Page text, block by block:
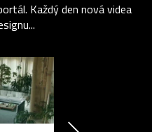
Každý den nová videa